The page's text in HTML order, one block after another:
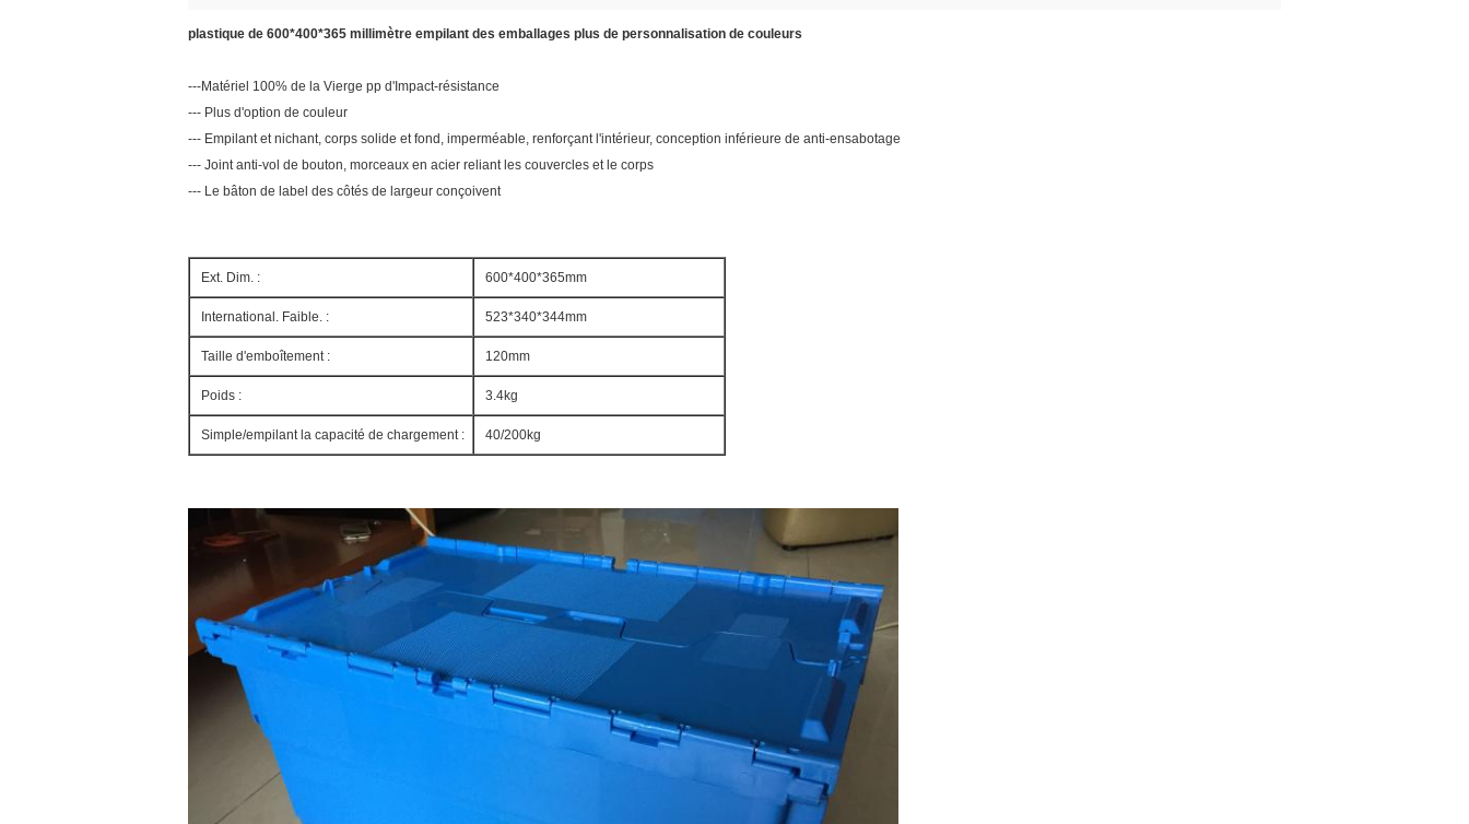
plastique de 600*400*365 millimètre empilant des emballages plus de personnalisation de couleurs
---Matériel 100% de la Vierge pp d'Impact-résistance
--- Plus d'option de couleur
--- Empilant et nichant, corps solide et fond, imperméable, renforçant l'intérieur, conception inférieure de anti-ensabotage
--- Joint anti-vol de bouton, morceaux en acier reliant les couvercles et le corps
--- Le bâton de label des côtés de largeur conçoivent
Ext. Dim. : 600*400*365mm
International. Faible. : 523*340*344mm
Taille d'emboîtement : 120mm
Poids : 3.4kg
Simple/empilant la capacité de chargement : 40/200kg